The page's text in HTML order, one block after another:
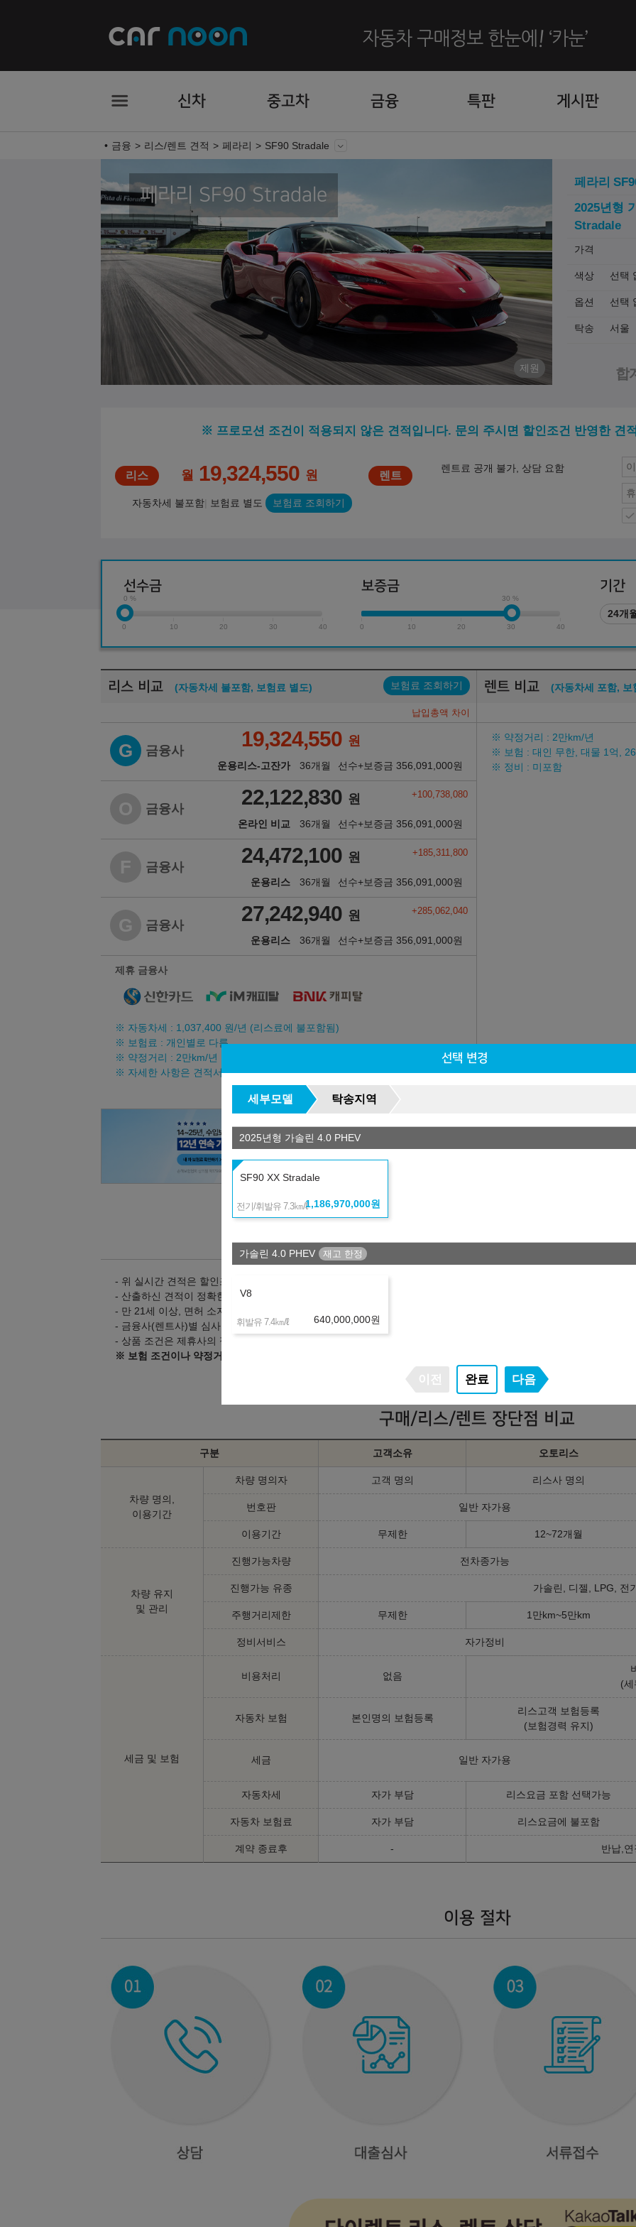
신차 중고차 금융 특판 게시판
금융 리스/렌트 견적 페라리 SF90 Stradale
페라리 SF90 Stradale
제원
페라리
2025년형
Stradale
가격
색상 선택
옵션 선택
탁송 서울
※ 프로모션 조건이 적용되지 않은 견적입니다. 문의 주시면 할인조건 반영한 견
월 19,324,550 원
자동차세 불포함 보험료 별도 보험료 조회하기
렌트료 공개 불가, 상담 요함
선수금
0 %
0 10 20 30 40
보증금
30 %
0 10 20 30 40
기간
24개
리스 비교 (자동차세 불포함, 보험료 별도) 보험료 조회하기
납입총액 차이
G 금융사
운용리스-고잔가
19,324,550 원
36개월 선수+보증금 356,091,000원
금융사
온라인 비교
22,122,830 원 +100,738,080
36개월 선수+보증금 356,091,000원
금융사
운용리스
24,472,100 원 +185,311,800
36개월 선수+보증금 356,091,000원
금융사
운용리스
27,242,940 원 +285,062,040
36개월 선수+보증금 356,091,000원
제휴 금융사
※ 자동차세 : 1,037,400 원/년 (리스료에 불포함됨)
※ 보험료 : 개인별로 다름
※ 약정거리 : 2만km/년
※ 자세한 사항은 견적서를 참조하시기 바랍니다.
렌트 비교 (자동차세 포함, 보
※ 약정거리 : 2만km/년
※ 보험 : 대인 무한, 대물 1억,
※ 정비 : 미포함
유의사항
- 위 실시간 견적은 할인조건 및 탁송지역, 대리점/딜러사에 따라 달라질 수 있습니다.
- 산출하신 견적이 정확한지 상담을 통해 확인하시기 바랍니다.
- 만 21세 이상, 면허 소지 1년 이상의 고객만 진행 가능합니다.
- 금융사(렌트사)별 심사 기준은 다를 수 있으며, 신용 및 소득 불충족시 견적이 변경되거나 진행이 불가하실 수도 있습
- 상품 조건은 제휴사의 정책 변경으로 인해 변동되거나 중단될 수 있습니다.
※ 보험 조건이나 약정거리 등 변경을 원하시는 견적은 플러스 친구를 등록하시거나 상담문의를 남겨주세요.
구매/리스/렌트 장단점 비교
구분 고객소유 오토리스
차량 명의,
이용기간
차량 명의자 고객 명의 리스사 명의
번호판 일반 자가용
이용기간 무제한 12~72개월
차량 유지
및 관리
진행가능차량 전차종가능
진행가능 유종 가솔린, 디젤, LPG, 전
주행거리제한 무제한 1만km~5만km
정비서비스 자가정비
세금 및 보험
비용처리 없음
(
자동차 보험 본인명의 보험등록
리스고객 보험등록
(보험경력 유지)
세금 일반 자가용
자동차세 자가 부담 리스요금 포함 선택가능
자동차 보험료 자가 부담 리스요금에 불포함
계약 종료후 - 반납,
이용 절차
선택 변경
세부모델 탁송지역
2025년형 가솔린 4.0 PHEV
SF90 XX Stradale
전기/휘발유 7.3㎞/ℓ1,186,970,000원
가솔린 4.0 PHEV
V8
휘발유 7.4㎞/ℓ 640,000,000원
완료 다음